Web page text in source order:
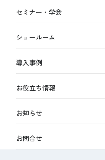
セミナー・学会
ショールーム
導入事例
お役立ち情報
お知らせ
お問合せ